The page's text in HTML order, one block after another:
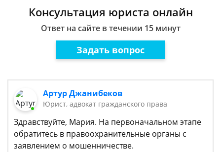
Консультация юриста онлайн
Ответ на сайте в течении 15 минут
Задать вопрос
Артур Джанибеков
Юрист, адвокат гражданского права
Здравствуйте, Мария. На первоначальном этапе
обратитесь в правоохранительные органы с
заявлением о мошенничестве.